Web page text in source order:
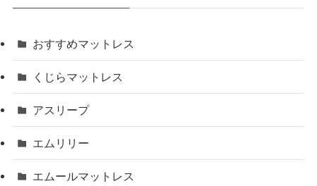
おすすめマットレス
くじらマットレス
アスリープ
エムリリー
エムールマットレス